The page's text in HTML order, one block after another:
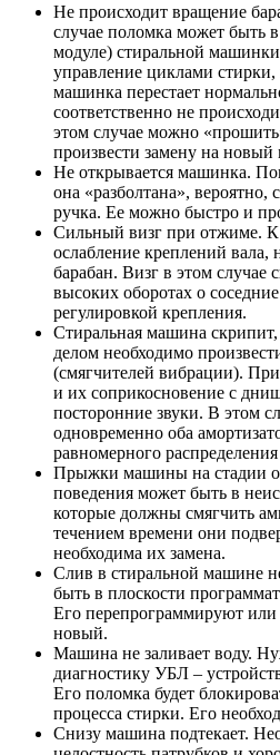
Не происходит вращение
случае поломка может быть
модуле) стиральной
управление циклами
машинка перестает
соответственно не
этом случае можно
произвести замену на новый
Не открывается машинка.
она «разболтана», вероятно,
ручка. Ее можно быстро и
Сильный визг при отжиме. К
ослабление креплений вала,
барабан. Визг в этом случае
высоких оборотах о
регулировкой крепления.
Стиральная машина
делом необходимо
(смягчителей вибрации). При
и их соприкосновение с
посторонние звуки. В этом
одновременно оба
равномерного
Прыжки машины на стадии
поведения может быть в
которые должны смягчить
течением времени они
необходима их замена.
Слив в стиральной машине
быть в плоскости
Его перепрограммируют или
новый.
Машина не заливает воду.
диагностику УБЛ –
Его поломка будет
процесса стирки. Его
Снизу машина подтекает.